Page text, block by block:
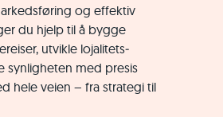
og effektiv
du hjelp til å bygge
utvikle lojalitets­
synligheten med presis
hele veien – fra strategi til